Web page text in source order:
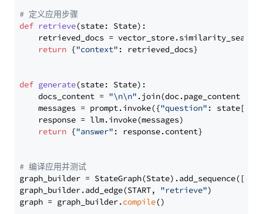
# 定义应用步骤
def retrieve(state: State):
retrieved_docs =
return {"context" : retrieved_docs}
def generate(state: State):
    docs_content =
"\n\n" .join(doc.page_content
    messages = prompt.invoke({
"question" : state[
    response = llm.invoke(messages)
return {"answer" : response.content}
# 编译应用并测试
graph_builder =
graph_builder.add_edge(START, "retrieve")
graph = graph_builder.compile